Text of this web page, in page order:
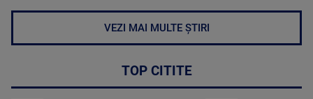
VEZI MAI MULTE ȘTIRI
TOP CITITE